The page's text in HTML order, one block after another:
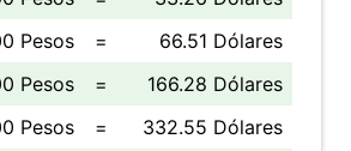
Pesos
=
66.51 Dólares
Pesos
=
166.28 Dólares
Pesos
=
332.55 Dólares